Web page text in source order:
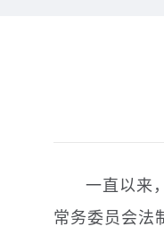
一直以来
常务委员会法